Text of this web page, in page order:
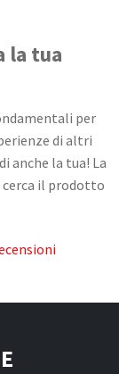
la tua
per
di altri
anche la tua! La
cerca il prodotto